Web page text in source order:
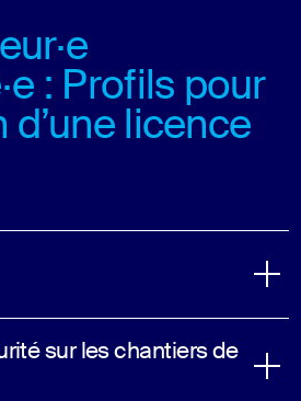
: Profils pour
d’une licence
sur les chantiers de